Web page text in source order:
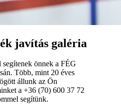
javítás galéria
önnek a FÉG
Több, mint 20 éves
állunk az Ön
a +36 (70) 600 37 72
segítünk.